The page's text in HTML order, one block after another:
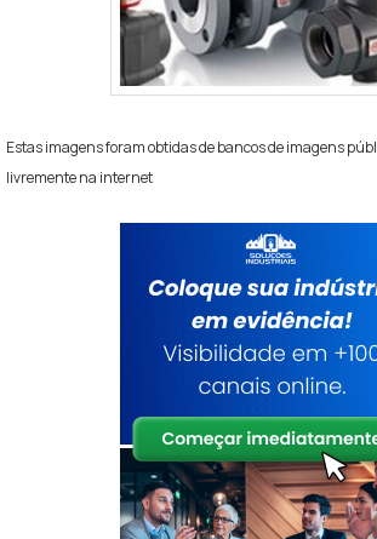
Estas imagens foram obtidas de bancos de imagens
livremente na internet